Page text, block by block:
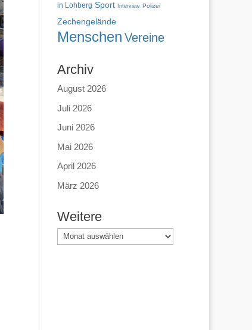
in Lohberg Sport Interview Polizei
Zechengelände
Menschen Vereine
Archiv
August 2026
Juli 2026
Juni 2026
Mai 2026
April 2026
März 2026
Weitere
Weitere